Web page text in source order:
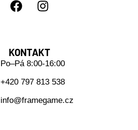
KONTAKT
Po–Pá 8:00-16:00
+420 797 813 538
info@framegame.cz